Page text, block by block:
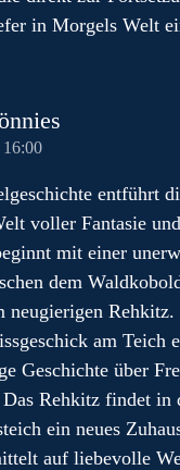
in Morgels Welt
entführt
voller Fantasie
mit einer
dem
neugierigen Rehkitz.
am Teich
Geschichte über
Rehkitz findet in
ein neues
auf liebevolle